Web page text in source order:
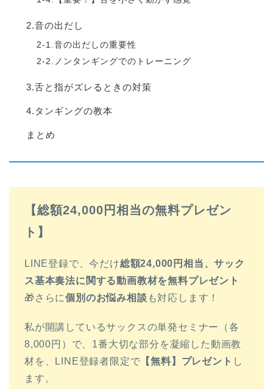
2.音の出だし
2-1.音の出だしの重要性
2-2.ノンタンギングでのトレーニング
3.舌と指がズレるときの対策
4.タンギングの教本
まとめ
【総額24,000円相当の無料プレゼン
ト】
LINE登録で、今だけ総額24,000円相当、サック
ス基本奏法に関する動画教材を無料プレゼント
🎁さらに個別のお悩み相談 も対応します！
私が開講しているサックスの単発セミナー（各
8,000円）で、1番大切な部分を凝縮した動画教
材を、LINE登録者限定で 【無料】プレゼント し
ます。